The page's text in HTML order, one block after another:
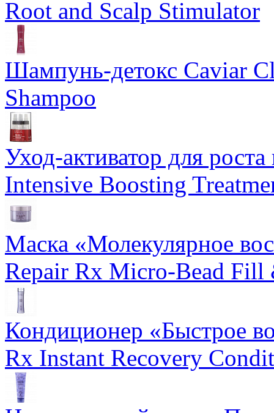
Root and Scalp Stimulator
Шампунь-детокс Caviar
Shampoo
Уход-активатор для
Intensive Boosting
Маска «Молекулярное
Repair Rx Micro-Bead Fill
Кондиционер «Быстрое
Rx Instant Recovery